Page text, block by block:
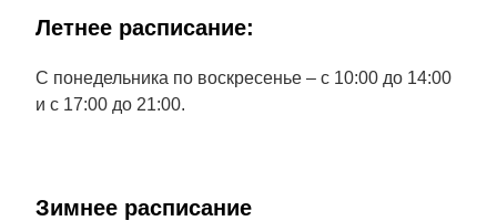
Летнее расписание:
С понедельника по воскресенье – с 10:00 до 14:00
и с 17:00 до 21:00.
Зимнее расписание